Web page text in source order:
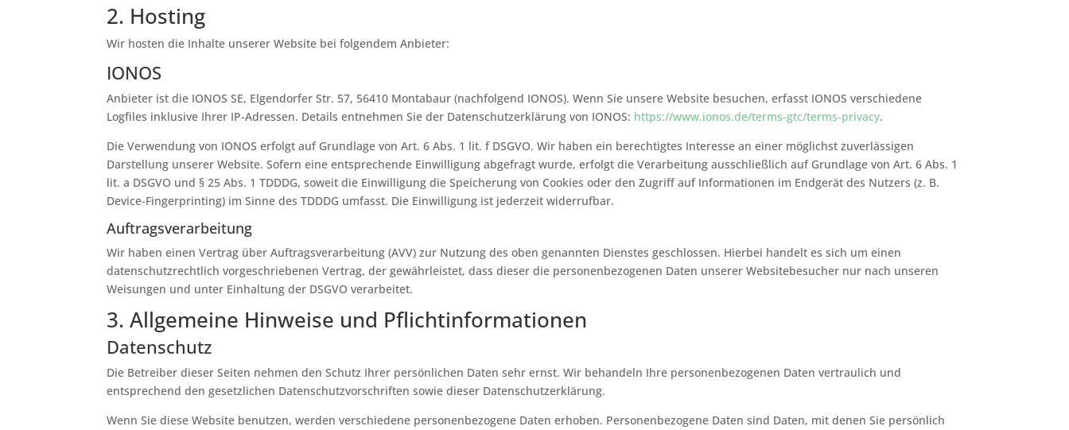
2. Hosting
Wir hosten die Inhalte unserer Website bei folgendem Anbieter:
IONOS
Anbieter ist die IONOS SE, Elgendorfer Str. 57, 56410 Montabaur (nachfolgend IONOS). Wenn Sie unsere Website besuchen, erfasst IONOS verschiedene
Logfiles inklusive Ihrer IP-Adressen. Details entnehmen Sie der Datenschutzerklärung von IONOS: https://www.ionos.de/terms-gtc/terms-privacy.
Die Verwendung von IONOS erfolgt auf Grundlage von Art. 6 Abs. 1 lit. f DSGVO. Wir haben ein berechtigtes Interesse an einer möglichst zuverlässigen
Darstellung unserer Website. Sofern eine entsprechende Einwilligung abgefragt wurde, erfolgt die Verarbeitung ausschließlich auf Grundlage von Art. 6 Abs. 1
lit. a DSGVO und § 25 Abs. 1 TDDDG, soweit die Einwilligung die Speicherung von Cookies oder den Zugriff auf Informationen im Endgerät des Nutzers (z. B.
Device-Fingerprinting) im Sinne des TDDDG umfasst. Die Einwilligung ist jederzeit widerrufbar.
Auftragsverarbeitung
Wir haben einen Vertrag über Auftragsverarbeitung (AVV) zur Nutzung des oben genannten Dienstes geschlossen. Hierbei handelt es sich um einen
datenschutzrechtlich vorgeschriebenen Vertrag, der gewährleistet, dass dieser die personenbezogenen Daten unserer Websitebesucher nur nach unseren
Weisungen und unter Einhaltung der DSGVO verarbeitet.
3. Allgemeine Hinweise und Pflicht­informationen
Datenschutz
Die Betreiber dieser Seiten nehmen den Schutz Ihrer persönlichen Daten sehr ernst. Wir behandeln Ihre personenbezogenen Daten vertraulich und
entsprechend den gesetzlichen Datenschutzvorschriften sowie dieser Datenschutzerklärung.
Wenn Sie diese Website benutzen, werden verschiedene personenbezogene Daten erhoben. Personenbezogene Daten sind Daten, mit denen Sie persönlich